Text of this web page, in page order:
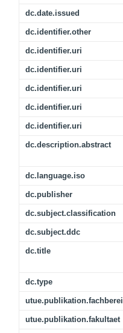
dc.date.issued
dc.identifier.other
dc.identifier.uri
dc.identifier.uri
dc.identifier.uri
dc.identifier.uri
dc.identifier.uri
dc.description.abstract
dc.language.iso
dc.publisher
dc.subject.classification
dc.subject.ddc
dc.title
dc.type
utue.publikation.fakultaet